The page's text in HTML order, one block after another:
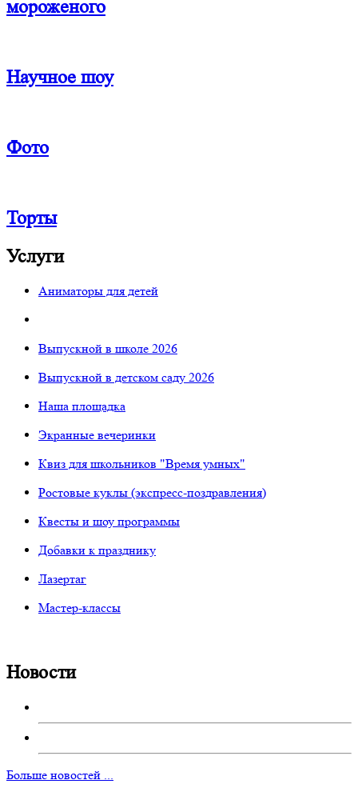
мороженого
Научное шоу
Фото
Торты
Услуги
Аниматоры для детей
Выпускной в школе 2026
Выпускной в детском саду 2026
Наша площадка
Экранные вечеринки
Квиз для школьников "Время умных"
Ростовые куклы (экспресс-поздравления)
Квесты и шоу программы
Добавки к празднику
Лазертаг
Мастер-классы
Новости
Больше новостей ...